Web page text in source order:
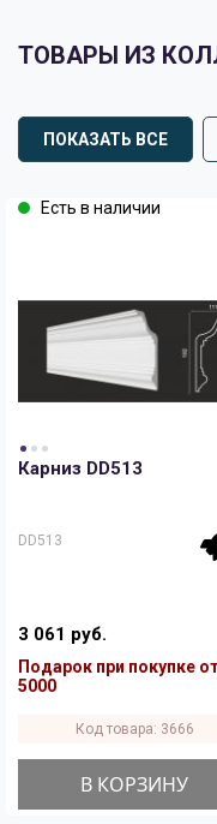
ТОВАРЫ ИЗ
ПОКАЗАТЬ ВСЕ
Есть в наличии
Карниз DD513
DD513
3 061 руб.
Подарок при покупке
5000
Код товара: 3666
В КОРЗИНУ